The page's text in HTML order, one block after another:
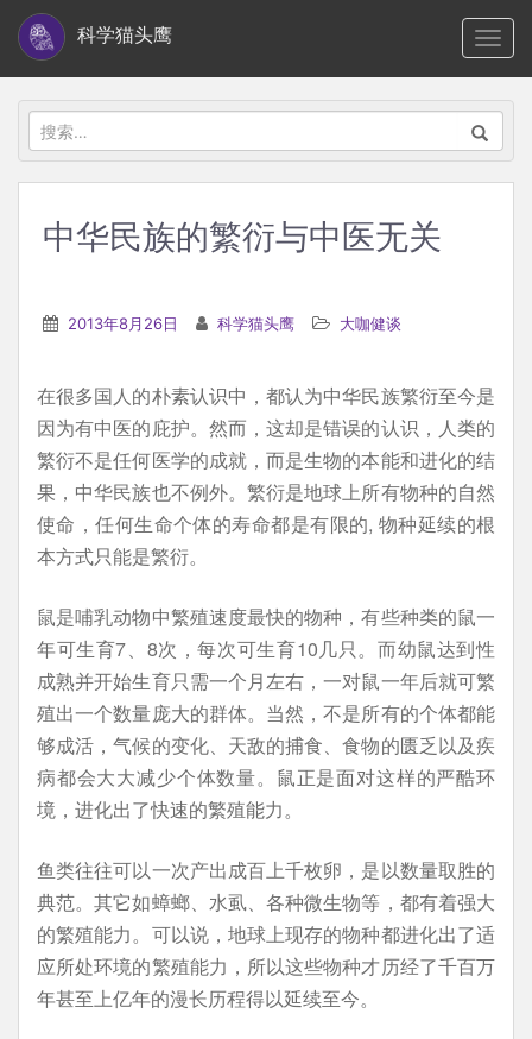
i
科学猫头鹰
搜
索：
中华民族的繁衍与中医无关
2013年8月26日 科学猫头鹰 大咖健谈
在很多国人的朴素认识中，都认为中华民族繁衍至今是
因为有中医的庇护。然而，这却是错误的认识，人类的
繁衍不是任何医学的成就，而是生物的本能和进化的结
果，中华民族也不例外。繁衍是地球上所有物种的自然
使命，任何生命个体的寿命都是有限的, 物种延续的根
本方式只能是繁衍。
鼠是哺乳动物中繁殖速度最快的物种，有些种类的鼠一
年可生育7、8次，每次可生育10几只。而幼鼠达到性
成熟并开始生育只需一个月左右，一对鼠一年后就可繁
殖出一个数量庞大的群体。当然，不是所有的个体都能
够成活，气候的变化、天敌的捕食、食物的匮乏以及疾
病都会大大减少个体数量。鼠正是面对这样的严酷环
境，进化出了快速的繁殖能力。
鱼类往往可以一次产出成百上千枚卵，是以数量取胜的
典范。其它如蟑螂、水虱、各种微生物等，都有着强大
的繁殖能力。可以说，地球上现存的物种都进化出了适
应所处环境的繁殖能力，所以这些物种才历经了千百万
年甚至上亿年的漫长历程得以延续至今。